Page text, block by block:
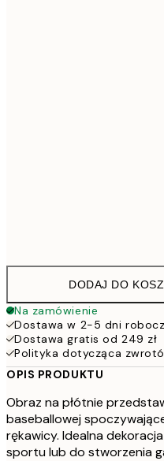
DODAJ DO
Na zamówienie
Dostawa w 2-5 dni
Dostawa gratis od 249 zł
Polityka dotycząca
OPIS PRODUKTU
Obraz na płótnie
baseballowej
rękawicy. Idealna
sportu lub do stworzenia